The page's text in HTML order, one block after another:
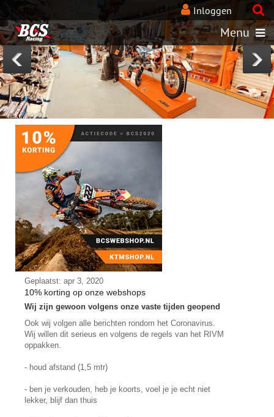
Inloggen
Menu
Geplaatst: apr 3, 2020
10% korting op onze webshops
Wij zijn gewoon volgens onze vaste tijden geopend
Ook wij volgen alle berichten rondom het Coronavirus.
Wij willen dit serieus en volgens de regels van het RIVM
oppakken.
- houd afstand (1,5 mtr)
- ben je verkouden, heb je koorts, voel je je echt niet
lekker, blijf dan thuis